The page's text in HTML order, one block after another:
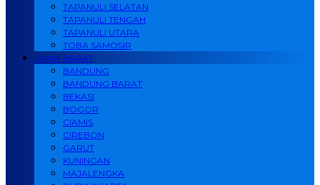
TAPANULI SELATAN
TAPANULI TENGAH
TAPANULI UTARA
TOBA SAMOSIR
JAWA BARAT
BANDUNG
BANDUNG BARAT
BEKASI
BOGOR
CIAMIS
CIREBON
GARUT
KUNINGAN
MAJALENGKA